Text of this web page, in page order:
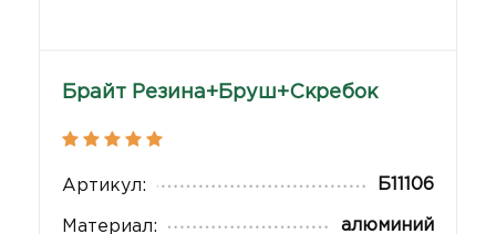
Брайт Резина+Бруш+Скребок
Артикул: Б11106
Материал: алюминий